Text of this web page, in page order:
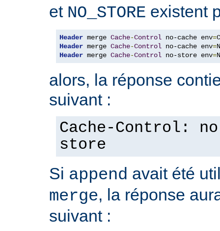
et NO_STORE existent
Header merge Cache-Control no-cache env=
Header merge Cache-Control no-cache env=
Header merge Cache-Control no-store env=
alors, la réponse
suivant :
Cache-Control:
store
Si append avait été
merge, la réponse
suivant :